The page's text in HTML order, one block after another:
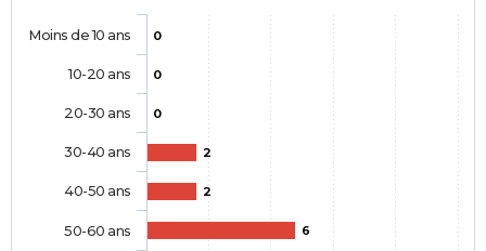
0
0
0
2
2
6
Moins de 10 ans
10-20 ans
20-30 ans
30-40 ans
40-50 ans
50-60 ans